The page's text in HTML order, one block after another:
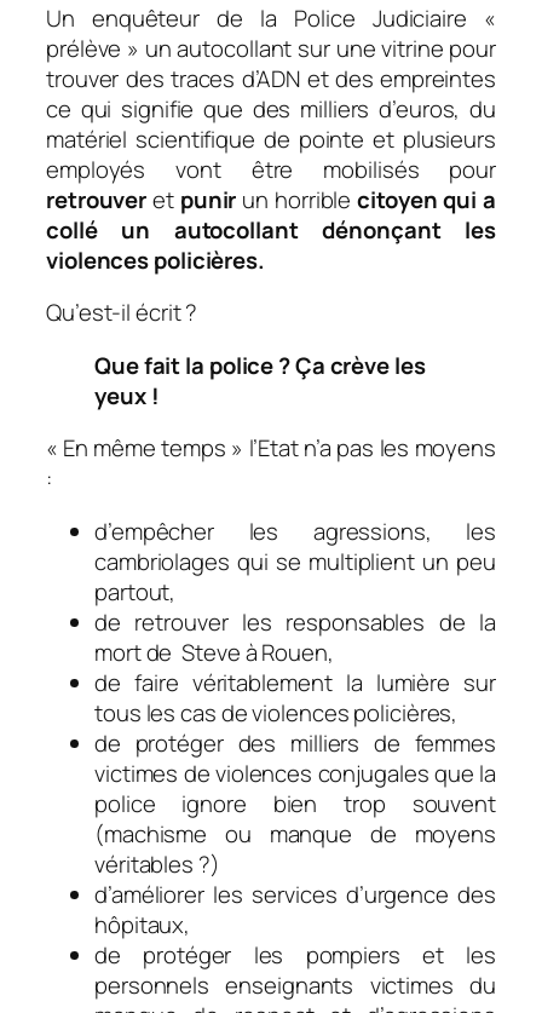
Un enquêteur de la Police Judiciaire «
prélève » un autocollant sur une vitrine pour
trouver des traces d’ADN et des empreintes
ce qui signifie que des milliers d’euros, du
matériel scientifique de pointe et plusieurs
employés vont être mobilisés pour
retrouveret punir un horrible citoyen qui a
collé un autocollant dénonçant les
violences policières.
Qu’est-il écrit ?
Que fait la police ? Ça crève les
yeux !
« En même temps » l’Etat n’a pas les moyens
:
d’empêcher les agressions, les
cambriolages qui se multiplient un peu
partout,
de retrouver les responsables de la
mort de Steve à Rouen,
de faire véritablement la lumière sur
tous les cas de violences policières,
de protéger des milliers de femmes
victimes de violences conjugales que la
police ignore bien trop souvent
(machisme ou manque de moyens
véritables ?)
d’améliorer les services d’urgence des
hôpitaux,
de protéger les pompiers et les
personnels enseignants victimes du